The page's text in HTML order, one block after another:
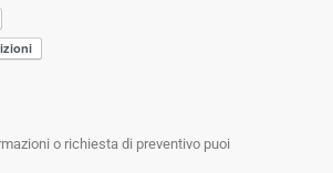
o richiesta di preventivo puoi